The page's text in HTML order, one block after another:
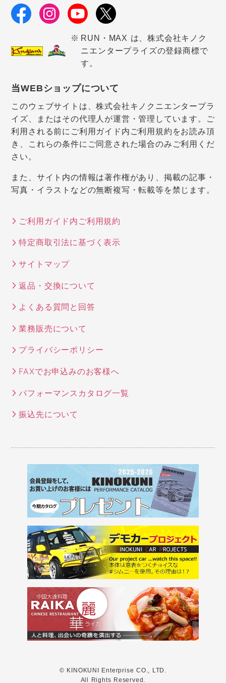
RUN・MAX は、株式会社キノク
ニエンタープライズの登録商標で
す。
当WEBショップについて
このウェブサイトは、株式会社キノクニエンタープラ
イズ、またはその代理人が運営・管理しています。ご
利用される前にご利用ガイド内ご利用規約をお読み頂
き、これらの条件にご同意された場合のみご利用くだ
さい。
また、サイト内の情報は著作権があり、掲載の記事・
写真・イラストなどの無断複写・転載等を禁じます。
ご利用ガイド内ご利用規約
特定商取引法に基づく表示
サイトマップ
返品・交換について
よくある質問と回答
業務販売について
プライバシーポリシー
FAXでお申込みのお客様へ
パフォーマンスカタログ一覧
振込先について
© KINOKUNI Enterprise CO., LTD.
All Rights Reserved.